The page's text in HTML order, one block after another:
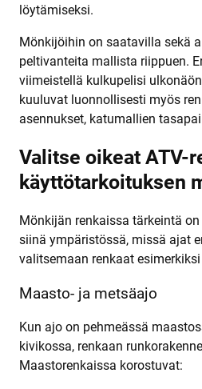
löytämiseksi.
Mönkijöihin on saatavilla sekä
peltivanteita mallista riippuen.
viimeistellä kulkupelisi
kuuluvat luonnollisesti myös
asennukset, katumallien
Valitse oikeat ATV-
käyttötarkoituksen
Mönkijän renkaissa tärkeintä on
siinä ympäristössä, missä ajat
valitsemaan renkaat
Maasto- ja metsäajo
Kun ajo on pehmeässä
kivikossa, renkaan
Maastorenkaissa korostuvat: